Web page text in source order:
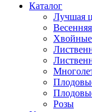
Каталог
Лучшая
Хвойные
Розы